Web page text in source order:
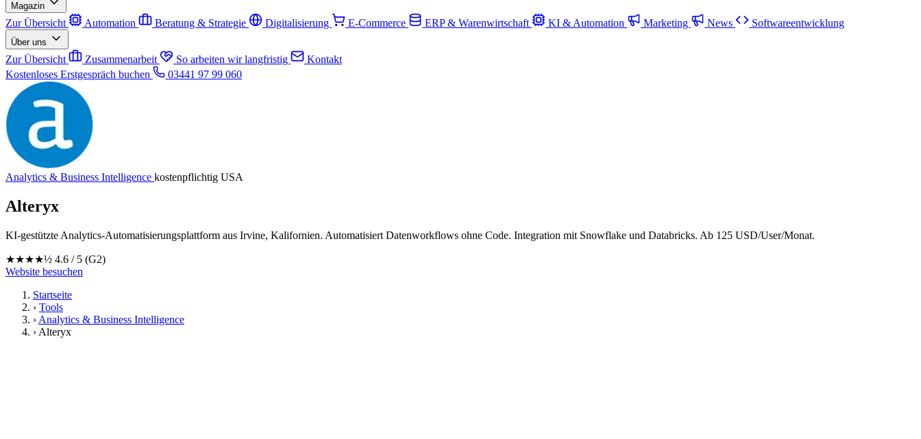
Magazin
Zur Übersicht Automation Beratung & Strategie Digitalisierung E-Commerce ERP & Warenwirtschaft KI & Automation Marketing News Softwareentwicklung
Über uns
Zur Übersicht Zusammenarbeit So arbeiten wir langfristig
Kontakt
Kostenloses Erstgespräch buchen
03441 97 99 060
Analytics & Business Intelligence kostenpflichtig USA
Alteryx
KI-gestützte Analytics-Automatisierungsplattform aus Irvine, Kalifornien. Automatisiert Datenworkflows ohne Code. Integration mit Snowflake und Databricks. Ab 125 USD/User/Monat.
★★★★½ 4.6 / 5 (G2)
Website besuchen
Startseite
› Tools
› Analytics & Business Intelligence
› Alteryx